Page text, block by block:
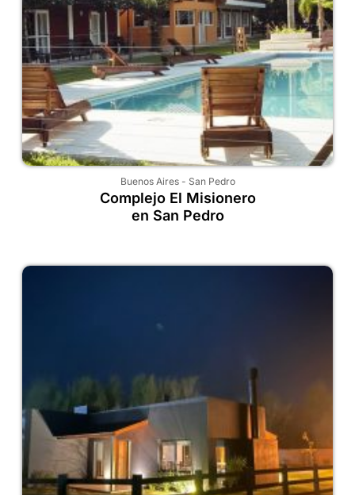
Buenos Aires- San Pedro
Complejo El Misionero
en San Pedro